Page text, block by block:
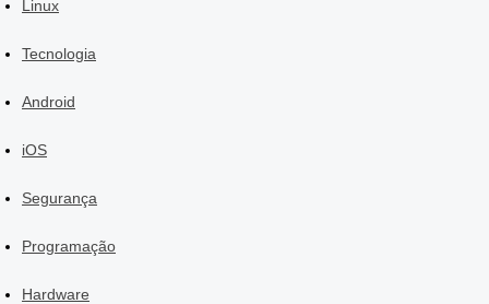
Linux
Tecnologia
Android
iOS
Segurança
Programação
Hardware